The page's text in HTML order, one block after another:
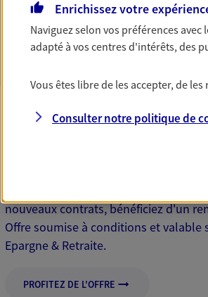
incapacité, invalidité ou décès
expertise.
nouveaux contrats, bénéficiez d'un
Offre soumise à conditions et
Epargne & Retraite.
PROFITEZ DE L'OFFRE
Enrichissez votre
Naviguez selon vos préférences avec
adapté à vos centres d'intérêts, des
Vous êtes libre de les accepter, de
Consulter notre politique de